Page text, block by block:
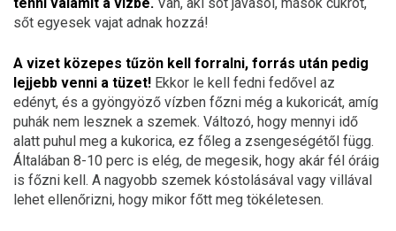
sőt egyesek vajat adnak hozzá!
A vizet közepes tűzön kell forralni, forrás után pedig
lejjebb venni a tüzet! Ekkor le kell fedni fedővel az
edényt, és a gyöngyöző vízben főzni még a kukoricát, amíg
puhák nem lesznek a szemek. Változó, hogy mennyi idő
alatt puhul meg a kukorica, ez főleg a zsengeségétől függ.
Általában 8-10 perc is elég, de megesik, hogy akár fél óráig
is főzni kell. A nagyobb szemek kóstolásával vagy villával
lehet ellenőrizni, hogy mikor főtt meg tökéletesen.